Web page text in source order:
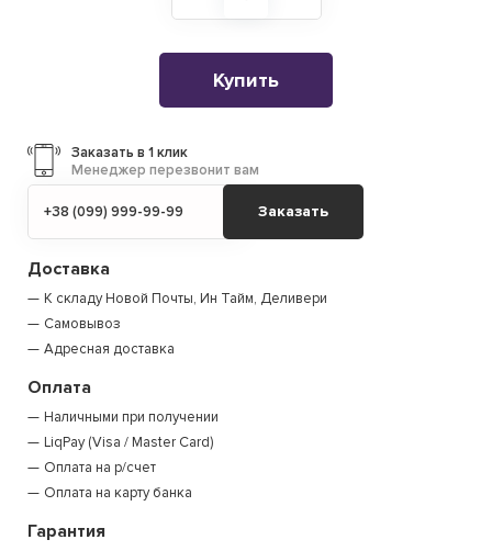
Купить
Заказать в 1 клик
Менеджер перезвонит вам
Заказать
Доставка
К складу Новой Почты, Ин Тайм, Деливери
Самовывоз
Адресная доставка
Оплата
Наличными при получении
LiqPay (Visa / Master Card)
Оплата на р/счет
Оплата на карту банка
Гарантия